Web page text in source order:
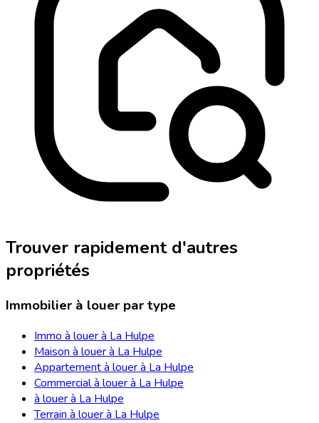
Trouver rapidement d'autres
propriétés
Immobilier à louer par type
Immo à louer à La Hulpe
Maison à louer à La Hulpe
Appartement à louer à La Hulpe
Commercial à louer à La Hulpe
à louer à La Hulpe
Terrain à louer à La Hulpe